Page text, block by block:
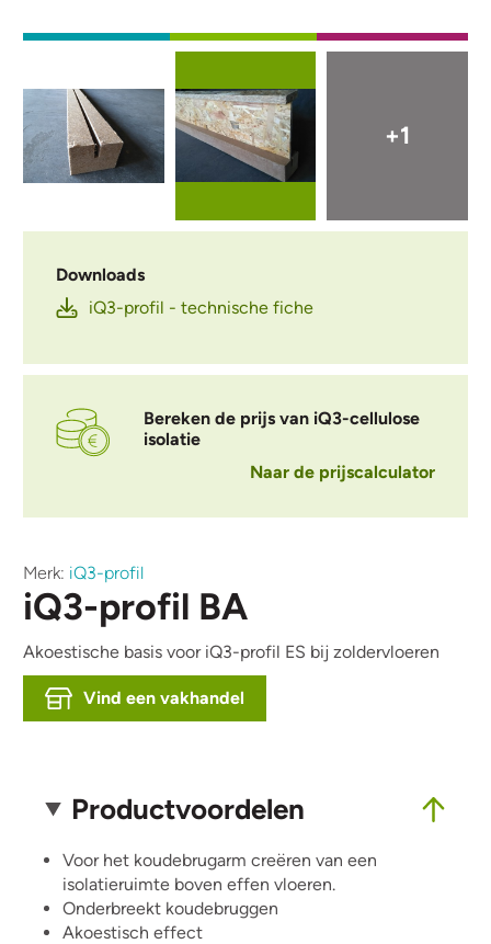
Afbeelding Afbeelding
+1
Downloads
iQ3-profil - technische fiche
Bereken de prijs van iQ3-cellulose
isolatie
Naar de prijscalculator
Merk: iQ3-profil
iQ3-profil BA
Akoestische basis voor iQ3-profil ES bij zoldervloeren
Vind een vakhandel
Productvoordelen
Voor het koudebrugarm creëren van een
isolatieruimte boven effen vloeren.
Onderbreekt koudebruggen
Akoestisch effect